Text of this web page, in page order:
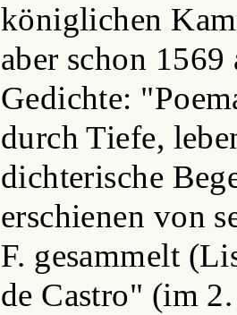
königlichen
aber schon 1569
Gedichte:
durch Tiefe,
dichterische
erschienen von
F. gesammelt
de Castro" (im